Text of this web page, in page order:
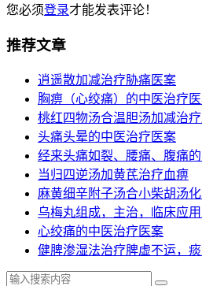
您必须登录才能发表评论！
推荐文章
逍遥散加减治疗胁痛医案
胸痹（心绞痛）的中医治疗
桃红四物汤合温胆汤加减治
头痛头晕的中医治疗医案
经来头痛如裂、腰痛、腹痛
当归四逆汤加黄芪治疗血痹
麻黄细辛附子汤合小柴胡汤
乌梅丸组成，主治，临床应
心绞痛的中医治疗医案
健脾渗湿法治疗脾虚不运，